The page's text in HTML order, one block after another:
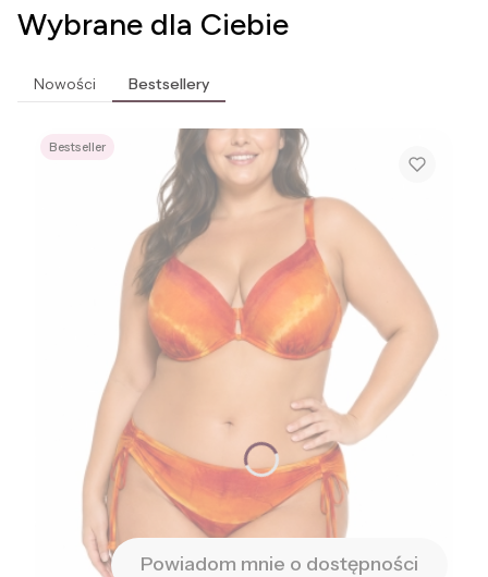
Wybrane dla Ciebie
Nowości Bestsellery
Bestseller
Powiadom mnie o dostępności